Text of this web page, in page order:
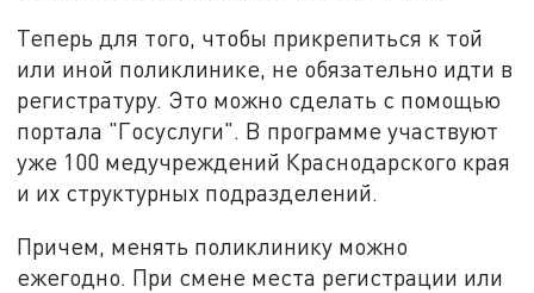
Теперь для того, чтобы прикрепиться к той
или иной поликлинике, не обязательно идти в
регистратуру. Это можно сделать с помощью
портала "Госуслуги". В программе участвуют
уже 100 медучреждений Краснодарского края
и их структурных подразделений.
Причем, менять поликлинику можно
ежегодно. При смене места регистрации или